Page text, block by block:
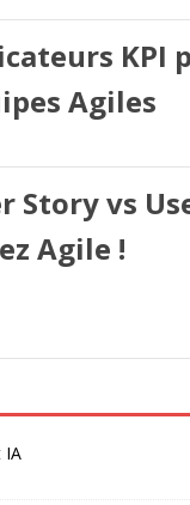
KPI
Agiles
Story vs
Agile !
IA